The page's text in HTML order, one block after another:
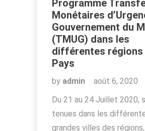
Programme
Monétaires
Gouvernement du
(TMUG) dans les
différentes régions
Pays
by admin
août 6, 2020
Du 21 au 24 Juillet 2020,
tenues dans les
grandes villes des